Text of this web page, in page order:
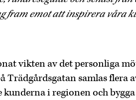
fram emot att inspirera våra
vikten av det personliga
Trädgårdsgatan samlas flera
i regionen och